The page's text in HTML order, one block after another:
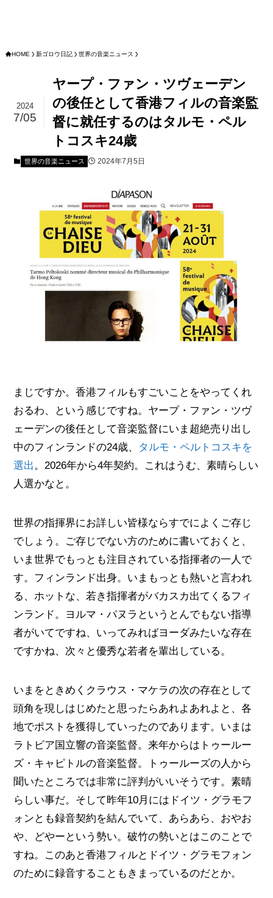
HOME 新ゴロウ日記 世界の音楽ニュース
ヤープ・ファン・ツヴェーデン
の後任として香港フィルの音楽監
督に就任するのはタルモ・ペル
トコスキ24歳
2024
7/05
世界の音楽ニュース 2024年7月5日
まじですか。香港フィルもすごいことをやってくれ
おるわ、という感じですね。ヤープ・ファン・ツヴ
ェーデンの後任として音楽監督にいま超絶売り出し
中のフィンランドの24歳、 タルモ・ペルトコスキを
選出。2026年から4年契約。これはうむ、素晴らしい
人選かなと。
世界の指揮界にお詳しい皆様ならすでによくご存じ
でしょう。ご存じでない方のために書いておくと、
いま世界でもっとも注目されている指揮者の一人で
す。フィンランド出身。いまもっとも熱いと言われ
る、ホットな、若き指揮者がバカスカ出てくるフィ
ンランド。ヨルマ・パヌラというとんでもない指導
者がいてですね、いってみればヨーダみたいな存在
ですかね、次々と優秀な若者を輩出している。
いまをときめくクラウス・マケラの次の存在として
頭角を現しはじめたと思ったらあれよあれよと、各
地でポストを獲得していったのであります。いまは
ラトビア国立響の音楽監督。来年からはトゥールー
ズ・キャピトルの音楽監督。トゥールーズの人から
聞いたところでは非常に評判がいいそうです。素晴
らしい事だ。そして昨年10月にはドイツ・グラモフ
ォンとも録音契約を結んでいて、あらあら、おやお
や、どやーという勢い。破竹の勢いとはこのことで
すね。このあと香港フィルとドイツ・グラモフォン
のために録音することもきまっているのだとか。